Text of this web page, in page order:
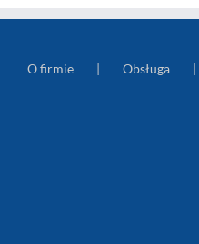
O firmie Obsługa